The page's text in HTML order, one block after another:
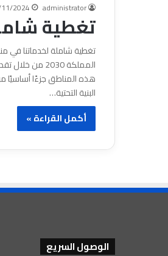
administrator
2024
تغطية
تغطية شاملة لخدماتنا
المملكة
هذه المناطق جزءًا أساسيًا
البنية التحتية…
أكمل القراءة »
الوصول السريع